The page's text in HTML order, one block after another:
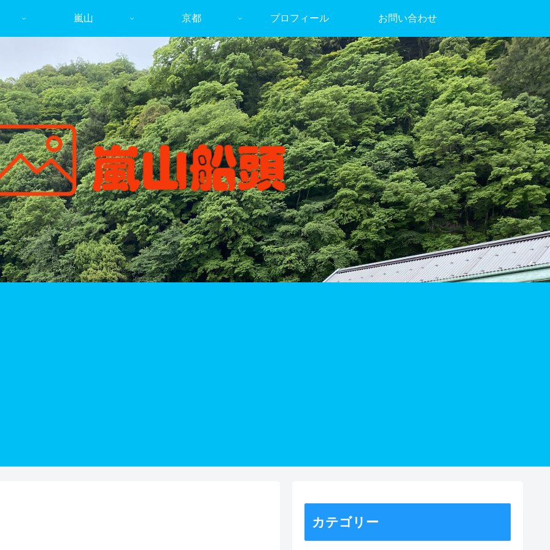
嵐山 京都 プロフィール お問い合わせ
カテゴリー